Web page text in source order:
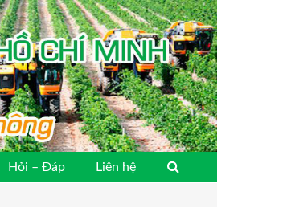
Hỏi – Đáp Liên hệ